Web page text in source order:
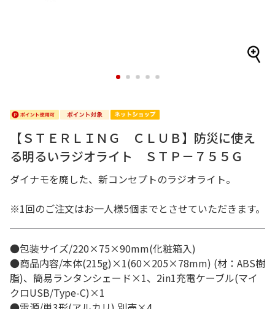
1 2 3 4 5
【ＳＴＥＲＬＩＮＧ ＣＬＵＢ】防災に使え
る明るいラジオライト ＳＴＰ－７５５Ｇ
ダイナモを廃した、新コンセプトのラジオライト。
※1回のご注文はお一人様5個までとさせていただきます。
●包装サイズ/220×75×90mm(化粧箱入)
●商品内容/本体(215g)×1(60×205×78mm) (材：ABS樹
脂)、簡易ランタンシェード×1、2in1充電ケーブル(マイ
クロUSB/Type-C)×1